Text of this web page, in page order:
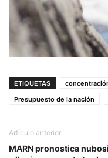
ETIQUETAS
Presupuesto de la nación
Artículo anterior
MARN pronostica